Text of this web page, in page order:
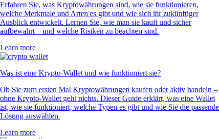
Erfahren Sie, was Kryptowährungen sind, wie sie funktionieren,
welche Merkmale und Arten es gibt und wie sich ihr zukünftiger
Ausblick entwickelt. Lernen Sie, wie man sie kauft und sicher
aufbewahrt – und welche Risiken zu beachten sind.
Learn more
Was ist eine Krypto-Wallet und wie funktioniert sie?
Ob Sie zum ersten Mal Kryptowährungen kaufen oder aktiv handeln –
ohne Krypto-Wallet geht nichts. Dieser Guide erklärt, was eine Wallet
ist, wie sie funktioniert, welche Typen es gibt und wie Sie die passende
Lösung auswählen.
Learn more